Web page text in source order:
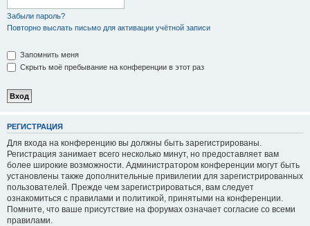
Забыли пароль?
Повторно выслать письмо для активации учётной записи
Запомнить меня
Скрыть моё пребывание на конференции в этот раз
РЕГИСТРАЦИЯ
Для входа на конференцию вы должны быть зарегистрированы.
Регистрация занимает всего несколько минут, но предоставляет вам
более широкие возможности. Администратором конференции могут быть
установлены также дополнительные привилегии для зарегистрированных
пользователей. Прежде чем зарегистрироваться, вам следует
ознакомиться с правилами и политикой, принятыми на конференции.
Помните, что ваше присутствие на форумах означает согласие со всеми
правилами.